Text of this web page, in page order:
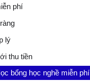
phí
lý
thu tiền
bổng học nghề miễn phí